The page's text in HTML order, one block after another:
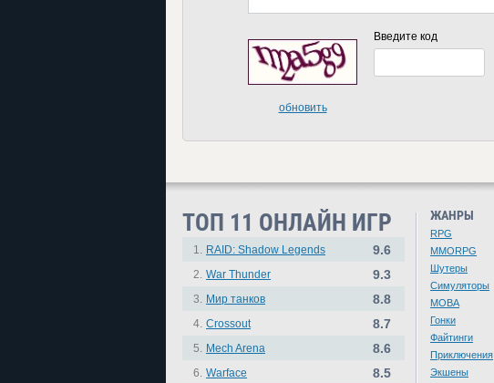
обновить
Введите код
ТОП 11 ОНЛАЙН ИГР
1. RAID: Shadow Legends 9.6
2. War Thunder 9.3
3. Мир танков 8.8
4. Crossout 8.7
5. Mech Arena 8.6
6. Warface 8.5
ЖАНРЫ
RPG
MMORPG
Шутеры
Симуляторы
MOBA
Гонки
Файтинги
Приключения
Экшены